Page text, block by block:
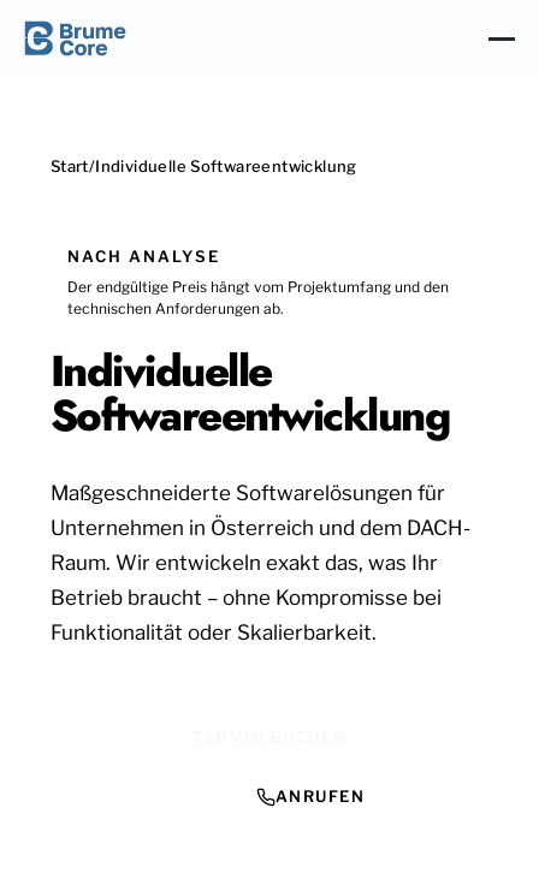
Start/Individuelle Softwareentwicklung
NACH ANALYSE
Der endgültige Preis hängt vom Projektumfang und den
technischen Anforderungen ab.
Individuelle
Softwareentwicklung
Maßgeschneiderte Softwarelösungen für
Unternehmen in Österreich und dem DACH-
Raum. Wir entwickeln exakt das, was Ihr
Betrieb braucht – ohne Kompromisse bei
Funktionalität oder Skalierbarkeit.
ANRUFEN